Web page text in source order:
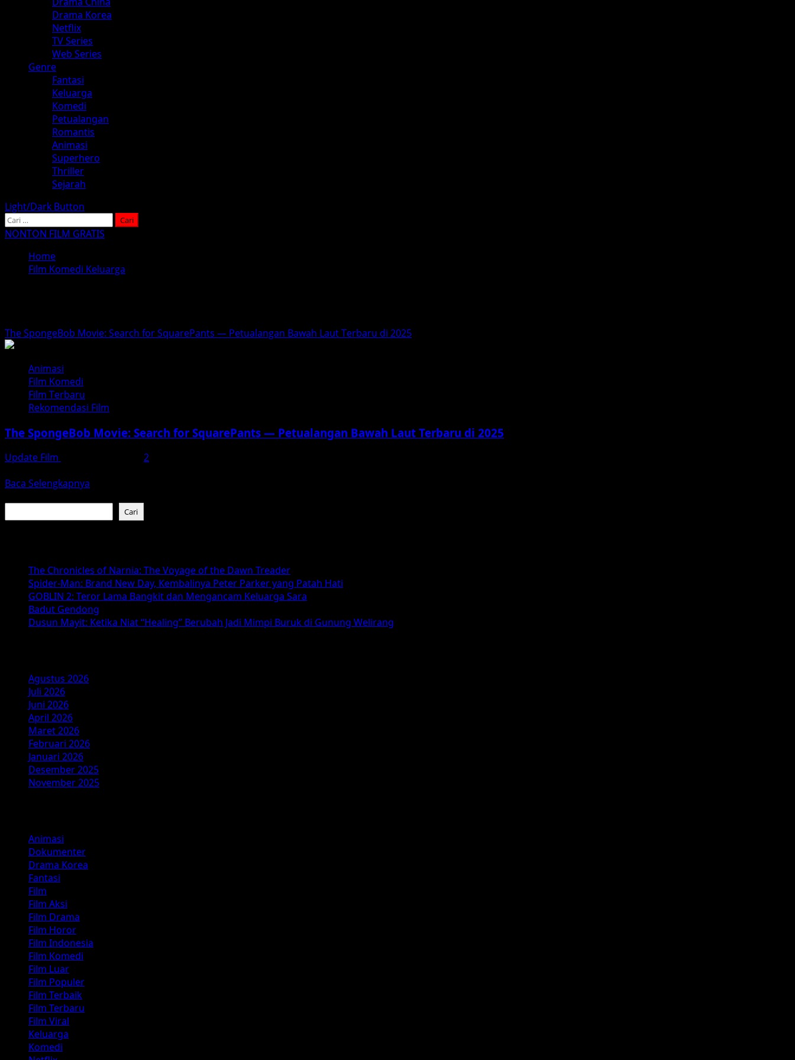
Drama Korea
Netflix
TV Series
Web Series
Genre
Fantasi
Keluarga
Komedi
Petualangan
Romantis
Animasi
Superhero
Thriller
Sejarah
Light/Dark Button
Cari
untuk:
NONTON FILM GRATIS
Home
Film Komedi Keluarga
The SpongeBob Movie: Search for SquarePants — Petualangan Bawah Laut Terbaru di 2025
Animasi
Film Komedi
Film Terbaru
Rekomendasi Film
The SpongeBob Movie: Search for SquarePants — Petualangan Bawah Laut Terbaru di 2025
Update Film
2
Baca Selengkapnya
The
for
SquarePants
—
Petualangan
Bawah
Cari
The Chronicles of Narnia: The Voyage of the Dawn Treader
Spider-Man: Brand New Day, Kembalinya Peter Parker yang Patah Hati
GOBLIN 2: Teror Lama Bangkit dan Mengancam Keluarga Sara
Badut Gendong
Dusun Mayit: Ketika Niat “Healing” Berubah Jadi Mimpi Buruk di Gunung Welirang
Agustus 2026
Juli 2026
Juni 2026
April 2026
Maret 2026
Februari 2026
Januari 2026
Desember 2025
November 2025
Animasi
Dokumenter
Drama Korea
Fantasi
Film
Film Aksi
Film Drama
Film Horor
Film Indonesia
Film Komedi
Film Luar
Film Populer
Film Terbaik
Film Terbaru
Film Viral
Keluarga
Komedi